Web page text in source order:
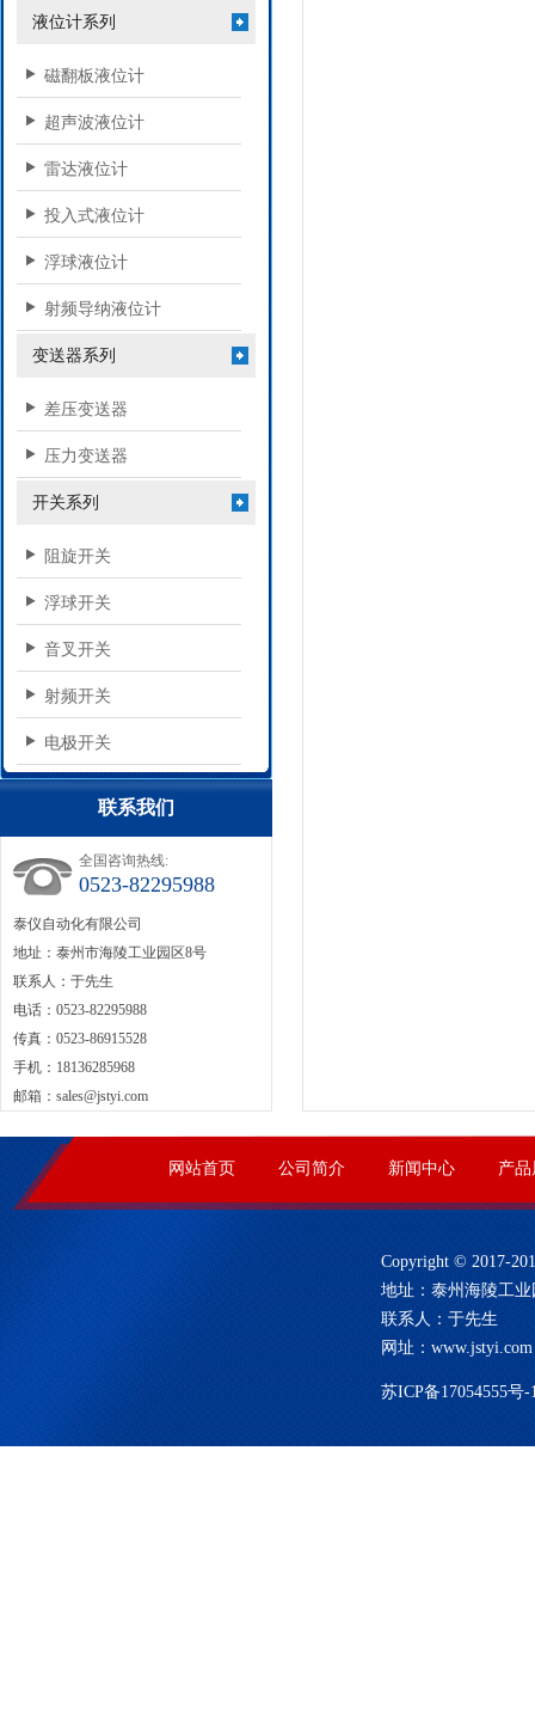
液位计系列
磁翻板液位计
超声波液位计
雷达液位计
投入式液位计
浮球液位计
射频导纳液位计
变送器系列
差压变送器
压力变送器
开关系列
阻旋开关
浮球开关
音叉开关
射频开关
电极开关
联系我们
全国咨询热线:
0523-82295988
泰仪自动化有限公司
地址：泰州市海陵工业园区8号
联系人：于先生
电话：0523-82295988
传真：0523-86915528
手机：18136285968
邮箱： sales@jstyi.com
网站首页 公司简介 新闻中心 产
Copyright © 2017-
地址：泰州海陵工
联系人：于先生
网址： www.jstyi.com
苏ICP备17054555号-